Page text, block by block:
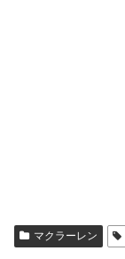
マクラーレン